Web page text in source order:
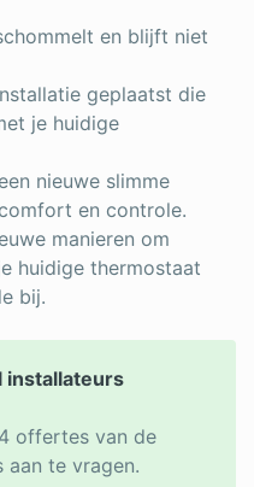
en blijft niet
geplaatst die
je huidige
nieuwe slimme
en controle.
manieren om
huidige thermostaat
bij.
installateurs
offertes van de
te vragen.